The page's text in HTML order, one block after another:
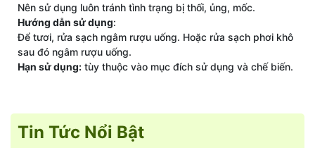
Nên sử dụng luôn tránh tình trạng bị thối, ủng, mốc.
Hướng dẫn sử dụng:
Để tươi, rửa sạch ngâm rượu uống. Hoặc rửa sạch phơi khô
sau đó ngâm rượu uống.
Hạn sử dụng: tùy thuộc vào mục đích sử dụng và chế biến.
Tin Tức Nổi Bật